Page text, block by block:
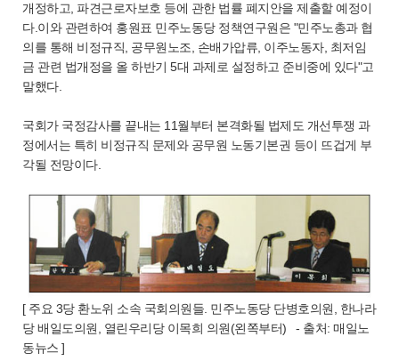
개정하고, 파견근로자보호 등에 관한 법률 폐지안을 제출할 예정이
다.이와 관련하여 홍원표 민주노동당 정책연구원은 "민주노총과 협
의를 통해 비정규직, 공무원노조, 손배가압류, 이주노동자, 최저임
금 관련 법개정을 올 하반기 5대 과제로 설정하고 준비중에 있다"고
말했다.
국회가 국정감사를 끝내는 11월부터 본격화될 법제도 개선투쟁 과
정에서는 특히 비정규직 문제와 공무원 노동기본권 등이 뜨겁게 부
각될 전망이다.
[ 주요 3당 환노위 소속 국회의원들. 민주노동당 단병호의원, 한나라
당 배일도의원, 열린우리당 이목희 의원(왼쪽부터) - 출처: 매일노
동뉴스 ]